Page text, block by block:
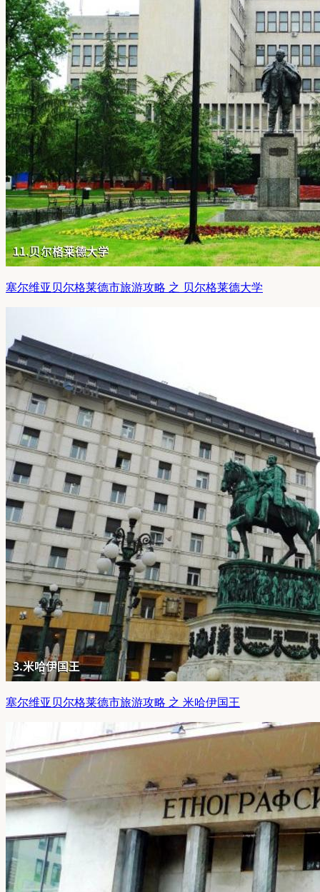
塞尔维亚贝尔格莱德市旅游攻略 之 贝尔格莱德大学
塞尔维亚贝尔格莱德市旅游攻略 之 米哈伊国王